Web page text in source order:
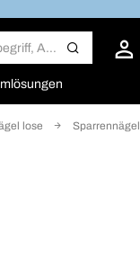
lose Sparrennägel